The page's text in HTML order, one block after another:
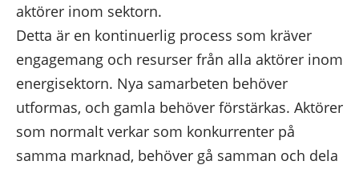
aktörer inom sektorn.
Detta är en kontinuerlig process som kräver
engagemang och resurser från alla aktörer inom
energisektorn. Nya samarbeten behöver
utformas, och gamla behöver förstärkas. Aktörer
som normalt verkar som konkurrenter på
samma marknad, behöver gå samman och dela